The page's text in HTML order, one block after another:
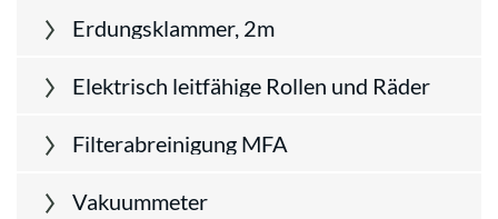
Erdungsklammer, 2m
Elektrisch leitfähige Rollen und Räder
Filterabreinigung MFA
Vakuummeter